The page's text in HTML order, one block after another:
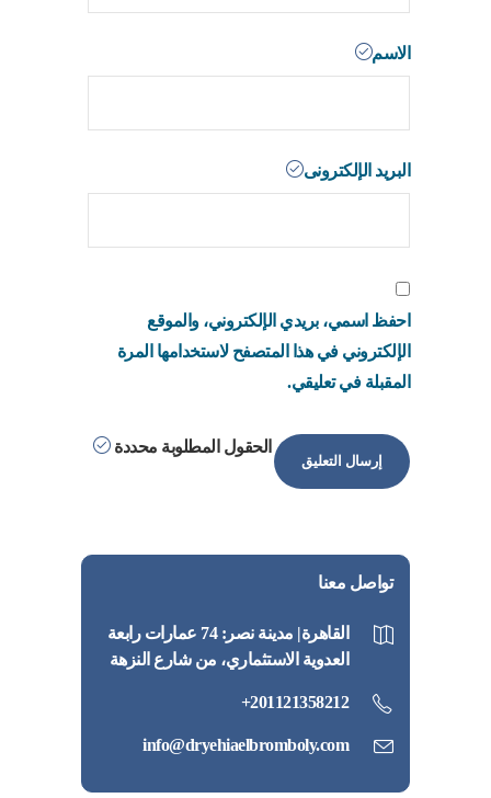
الاسم
البريد الإلكترونى
احفظ اسمي، بريدي الإلكتروني، والموقع
الإلكتروني في هذا المتصفح لاستخدامها المرة
المقبلة في تعليقي.
الحقول المطلوبة محددة
تواصل معنا
القاهرة| مدينة نصر: 74 عمارات رابعة
العدوية الاستثماري، من شارع النزهة
201121358212+
info@dryehiaelbromboly.com